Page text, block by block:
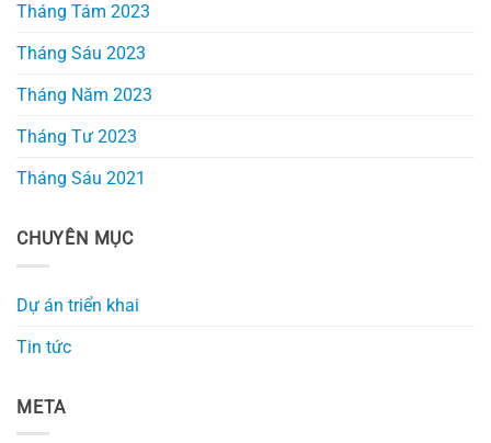
Tháng Tám 2023
Tháng Sáu 2023
Tháng Năm 2023
Tháng Tư 2023
Tháng Sáu 2021
CHUYÊN MỤC
Dự án triển khai
Tin tức
META